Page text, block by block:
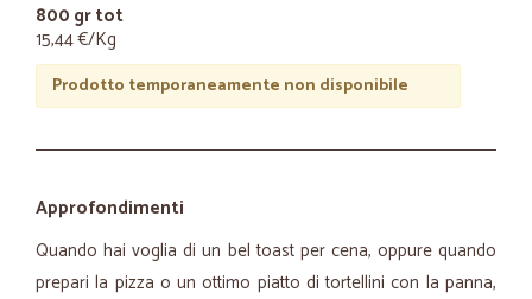
800 gr tot
15,44 €/Kg
Prodotto temporaneamente non disponibile
Approfondimenti
Quando hai voglia di un bel toast per cena, oppure quando
prepari la pizza o un ottimo piatto di tortellini con la panna,